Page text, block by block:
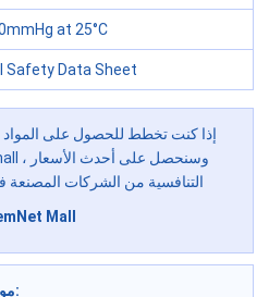
at 25°C
Safety Data Sheet
إذا كنت تخطط للحصول على المواد
التنافسية من الشركات
Mall
موردون للدولار 36504-65-1 (0):